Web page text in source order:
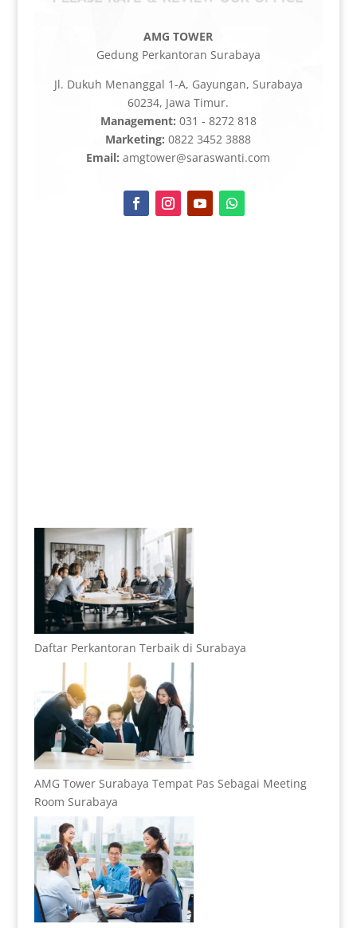
AMG TOWER
Gedung Perkantoran Surabaya
Jl. Dukuh Menanggal 1-A, Gayungan, Surabaya
60234, Jawa Timur.
Management: 031 - 8272 818
Marketing: 0822 3452 3888
Email: amgtower@saraswanti.com
Daftar Perkantoran Terbaik di Surabaya
AMG Tower Surabaya Tempat Pas Sebagai Meeting
Room Surabaya